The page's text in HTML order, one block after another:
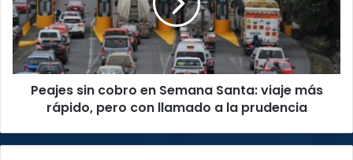
función
pública
Semana
Santa:
viaje
más
rápido,
peroPeajes sin cobro en Semana Santa: viaje más
rápido, pero con llamado a la prudencia